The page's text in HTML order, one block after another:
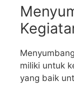
miliki untuk
yang baik